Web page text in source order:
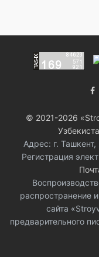
© 2021-2026
Адрес: г.
Регистрация
распространение
сайта
предварительного